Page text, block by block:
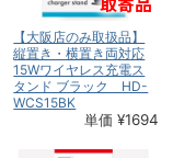
【大阪店のみ取扱品】
縦置き・横置き両対応
15Wワイヤレス充電ス
タンド ブラック HD-
WCS15BK
単価 ¥1694